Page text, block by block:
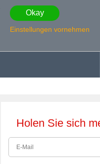
Okay
Einstellungen vornehmen
Holen Sie sich